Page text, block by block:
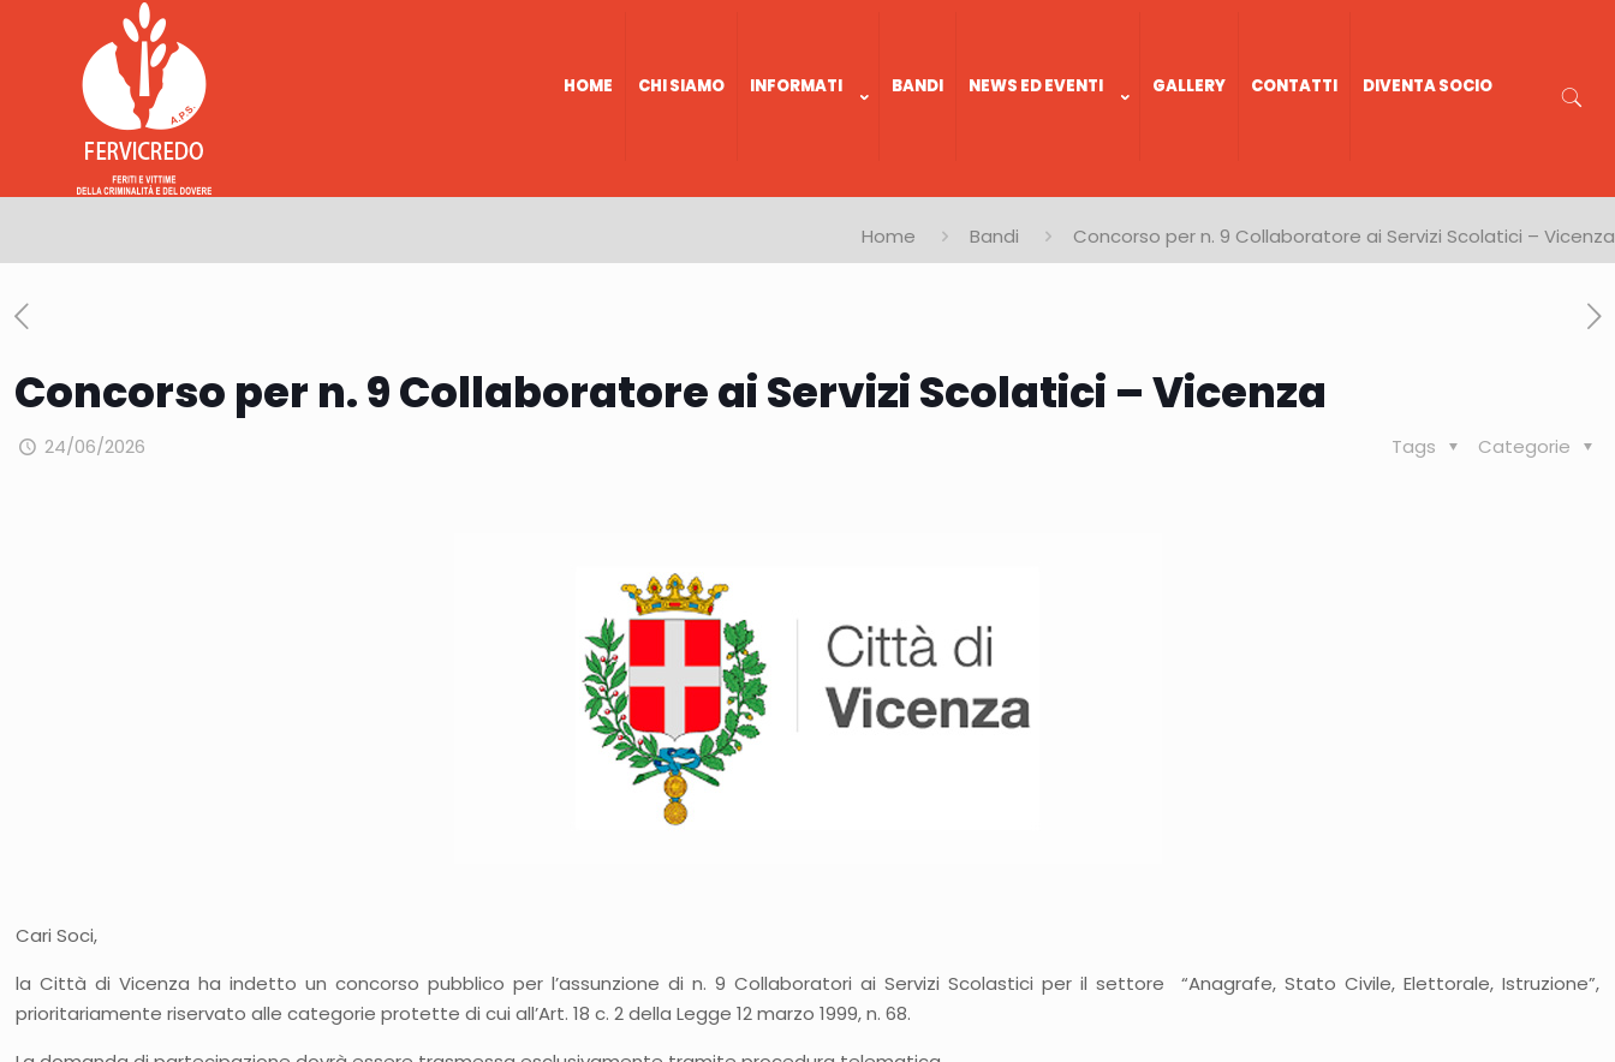
HOME CHI SIAMO INFORMATI BANDI NEWS ED EVENTI GALLERY CONTATTI DIVENTA SOCIO
Home Bandi Concorso per n. 9 Collaboratore ai Servizi Scolatici – Vicenza
Concorso per n. 9 Collaboratore ai Servizi Scolatici – Vicenza
24/06/2026 Categorie
Tags
Cari Soci,
la Città di Vicenza ha indetto un concorso pubblico per l’assunzione di n. 9 Collaboratori ai Servizi Scolastici per il settore “Anagrafe, Stato Civile, Elettorale, Istruzione”,
prioritariamente riservato alle categorie protette di cui all’Art. 18 c. 2 della Legge 12 marzo 1999, n. 68.